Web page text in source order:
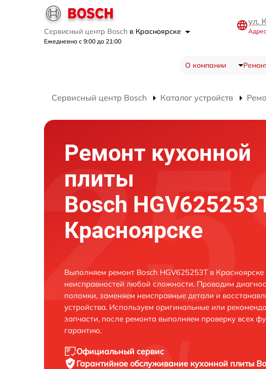
Сервисный центр Bosch в Красноярске
Ежедневно с 9:00 до 21:00
ул.
О компании
Сервисный центр Bosch Каталог устройств
Ремонт кухонной
плиты
Bosch
Красноярске
Выполняем ремонт Bosch HGV625253T в Красноярске
неисправностей любой сложности. Проводим
поломки, заменяем неисправные детали и
устройства. Используем оригинальные или
запчасти, после ремонта выполняем проверку всех
гарантию.
Официальный сервис
Гарантийное обслуживание кухонной плиты